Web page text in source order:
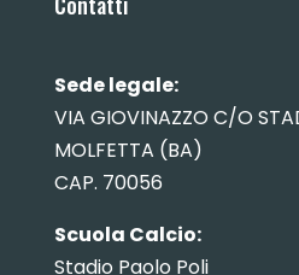
Sede legale:
VIA GIOVINAZZO C/O
MOLFETTA (BA)
CAP. 70056
Scuola Calcio:
Stadio Paolo Poli